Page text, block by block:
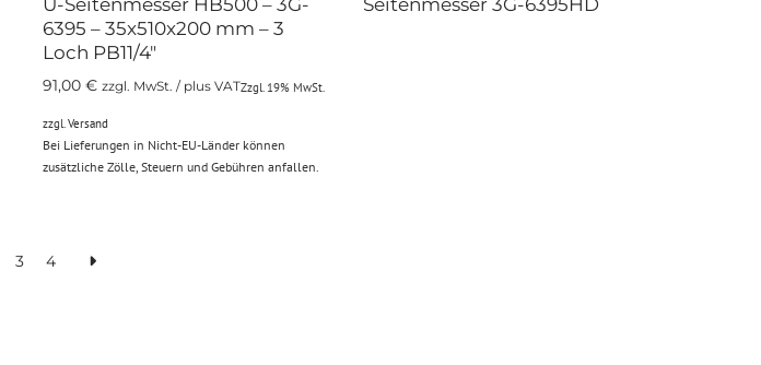
U-Seitenmesser HB500 – 3G-
6395 – 35x510x200 mm – 3
Loch PB11/4″
91,00 € zzgl. MwSt. / plus VATZzgl. 19% MwSt.
zzgl.Versand
Bei Lieferungen in Nicht-EU-Länder können
zusätzliche Zölle, Steuern und Gebühren anfallen.
Seitenmesser 3G-6395HD
3 4